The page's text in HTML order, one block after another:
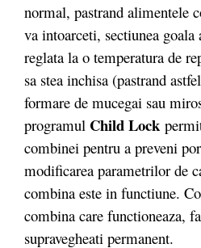
normal, pastrand alimentele
va intoarceti, sectiunea
reglata la o temperatura de
sa stea inchisa (pastrand
formare de mucegai sau
programul Child Lock
combinei pentru a preveni
modificarea parametrilor de
combina este in functiune.
combina care functioneaza,
supravegheati permanent.